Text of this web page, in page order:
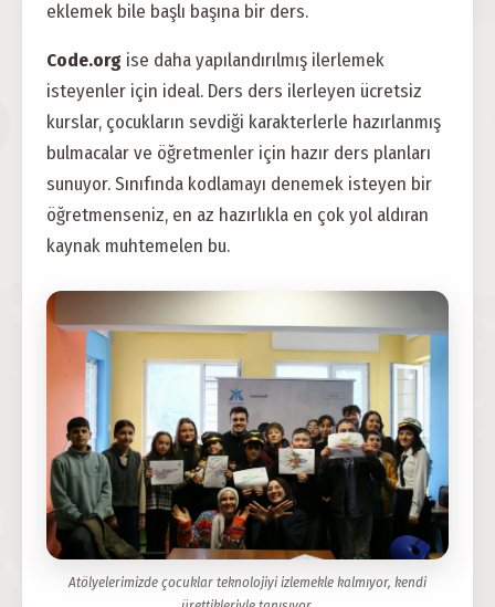
eklemek bile başlı başına bir ders.
Code.org ise daha yapılandırılmış ilerlemek
isteyenler için ideal. Ders ders ilerleyen ücretsiz
kurslar, çocukların sevdiği karakterlerle hazırlanmış
bulmacalar ve öğretmenler için hazır ders planları
sunuyor. Sınıfında kodlamayı denemek isteyen bir
öğretmenseniz, en az hazırlıkla en çok yol aldıran
kaynak muhtemelen bu.
Atölyelerimizde çocuklar teknolojiyi izlemekle kalmıyor, kendi